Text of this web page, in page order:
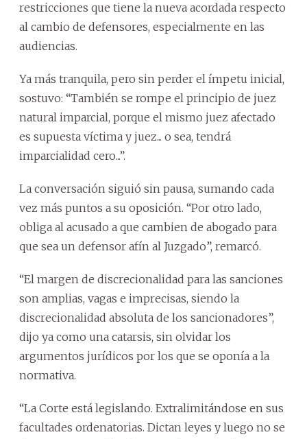
restricciones que tiene la nueva acordada respecto
al cambio de defensores, especialmente en las
audiencias.
Ya más tranquila, pero sin perder el ímpetu inicial,
sostuvo: “También se rompe el principio de juez
natural imparcial, porque el mismo juez afectado
es supuesta víctima y juez... o sea, tendrá
imparcialidad cero...”.
La conversación siguió sin pausa, sumando cada
vez más puntos a su oposición. “Por otro lado,
obliga al acusado a que cambien de abogado para
que sea un defensor afín al Juzgado”, remarcó.
“El margen de discrecionalidad para las sanciones
son amplias, vagas e imprecisas, siendo la
discrecionalidad absoluta de los sancionadores”,
dijo ya como una catarsis, sin olvidar los
argumentos jurídicos por los que se oponía a la
normativa.
“La Corte está legislando. Extralimitándose en sus
facultades ordenatorias. Dictan leyes y luego no se